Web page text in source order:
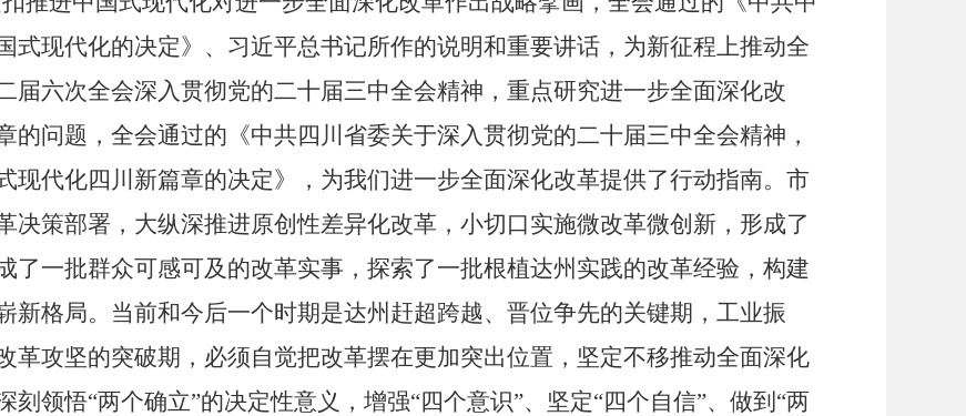
式现代化的决定》、习近平总书记所作的说明和重要讲话，为新征程上推动全
届六次全会深入贯彻党的二十届三中全会精神，重点研究进一步全面深化改
的问题，全会通过的《中共四川省委关于深入贯彻党的二十届三中全会精神，
现代化四川新篇章的决定》，为我们进一步全面深化改革提供了行动指南。市
决策部署，大纵深推进原创性差异化改革，小切口实施微改革微创新，形成了
了一批群众可感可及的改革实事，探索了一批根植达州实践的改革经验，构建
新格局。当前和今后一个时期是达州赶超跨越、晋位争先的关键期，工业振
革攻坚的突破期，必须自觉把改革摆在更加突出位置，坚定不移推动全面深化
刻领悟“两个确立”的决定性意义，增强“四个意识”、坚定“四个自信”、做到 “两